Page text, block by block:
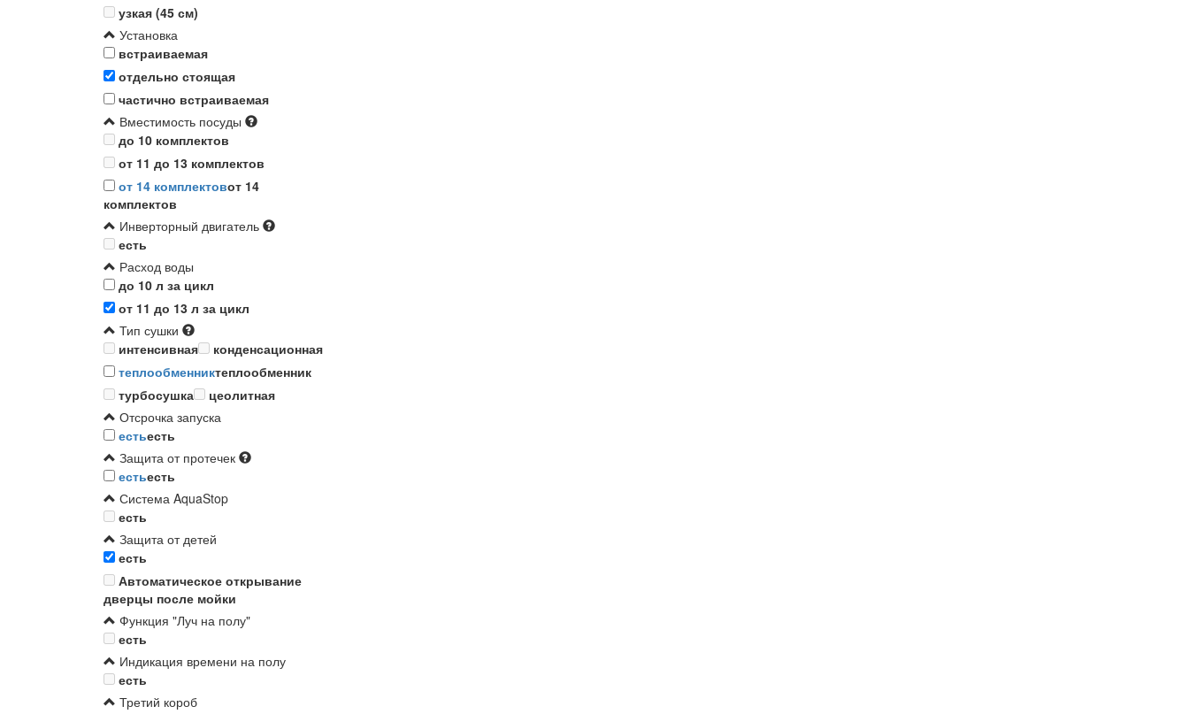
узкая (45 см)
Установка
встраиваемая
отдельно стоящая
частично встраиваемая
Вместимость посуды
до 10 комплектов
от 11 до 13 комплектов
от 14 комплектовот 14
комплектов
Инверторный двигатель
есть
Расход воды
до 10 л за цикл
от 11 до 13 л за цикл
Тип сушки
интенсивная
конденсационная
теплообменниктеплообменник
турбосушка
цеолитная
Отсрочка запуска
естьесть
Защита от протечек
естьесть
Система AquaStop
есть
Защита от детей
есть
Автоматическое открывание
дверцы после мойки
Функция "Луч на полу"
есть
Индикация времени на полу
есть
Третий короб